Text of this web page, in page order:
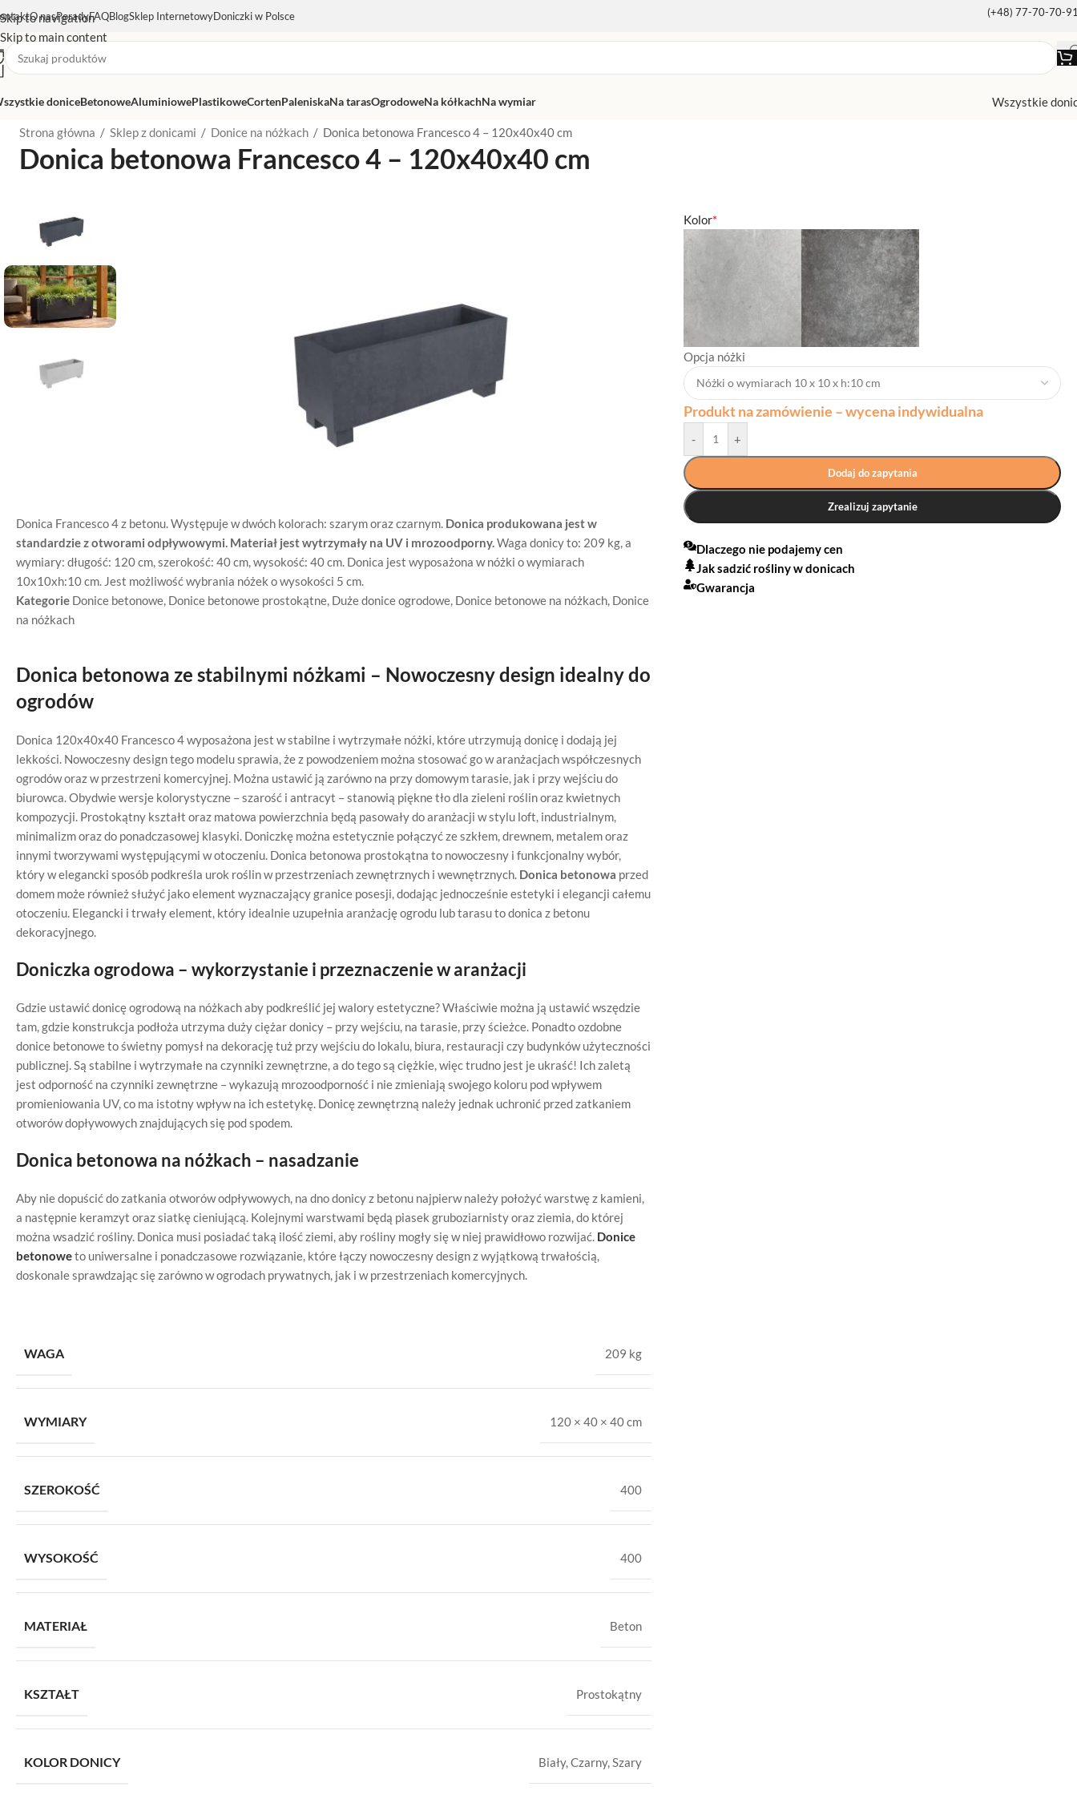
Skip to navigation
Skip to main content
O nasPoradyFAQBlogSklep InternetowyDoniczki w Polsce (+48) 77-70-70-
doniceBetonoweAluminiowePlastikoweCortenPaleniskaNa tarasOgrodoweNa kółkachNa wymiar Wszystkie
Strona główna / Sklep z donicami / Donice na nóżkach / Donica betonowa Francesco 4 – 120x40x40 cm
Donica betonowa Francesco 4 – 120x40x40 cm
Donica Francesco 4 z betonu. Występuje w dwóch kolorach: szarym oraz czarnym. Donica produkowana jest w
standardzie z otworami odpływowymi. Materiał jest wytrzymały na UV i mrozoodporny.Waga donicy to: 209 kg, a
wymiary: długość: 120 cm, szerokość: 40 cm, wysokość: 40 cm. Donica jest wyposażona w nóżki o wymiarach
10x10xh:10 cm. Jest możliwość wybrania nóżek o wysokości 5 cm.
Kategorie Donice betonowe, Donice betonowe prostokątne, Duże donice ogrodowe, Donice betonowe na nóżkach, Donice
na nóżkach
Donica betonowa ze stabilnymi nóżkami – Nowoczesny design idealny do
ogrodów
Donica 120x40x40 Francesco 4 wyposażona jest w stabilne i wytrzymałe nóżki, które utrzymują donicę i dodają jej
lekkości. Nowoczesny design tego modelu sprawia, że z powodzeniem można stosować go w aranżacjach współczesnych
ogrodów oraz w przestrzeni komercyjnej. Można ustawić ją zarówno na przy domowym tarasie, jak i przy wejściu do
biurowca. Obydwie wersje kolorystyczne – szarość i antracyt – stanowią piękne tło dla zieleni roślin oraz kwietnych
kompozycji. Prostokątny kształt oraz matowa powierzchnia będą pasowały do aranżacji w stylu loft, industrialnym,
minimalizm oraz do ponadczasowej klasyki. Doniczkę można estetycznie połączyć ze szkłem, drewnem, metalem oraz
innymi tworzywami występującymi w otoczeniu. Donica betonowa prostokątna to nowoczesny i funkcjonalny wybór,
który w elegancki sposób podkreśla urok roślin w przestrzeniach zewnętrznych i wewnętrznych. Donica betonowa przed
domem może również służyć jako element wyznaczający granice posesji, dodając jednocześnie estetyki i elegancji całemu
otoczeniu. Elegancki i trwały element, który idealnie uzupełnia aranżację ogrodu lub tarasu to donica z betonu
dekoracyjnego.
Doniczka ogrodowa – wykorzystanie i przeznaczenie w aranżacji
Gdzie ustawić donicę ogrodową na nóżkach aby podkreślić jej walory estetyczne? Właściwie można ją ustawić wszędzie
tam, gdzie konstrukcja podłoża utrzyma duży ciężar donicy – przy wejściu, na tarasie, przy ścieżce. Ponadto ozdobne
donice betonowe to świetny pomysł na dekorację tuż przy wejściu do lokalu, biura, restauracji czy budynków użyteczności
publicznej. Są stabilne i wytrzymałe na czynniki zewnętrzne, a do tego są ciężkie, więc trudno jest je ukraść! Ich zaletą
jest odporność na czynniki zewnętrzne – wykazują mrozoodporność i nie zmieniają swojego koloru pod wpływem
promieniowania UV, co ma istotny wpływ na ich estetykę. Donicę zewnętrzną należy jednak uchronić przed zatkaniem
otworów dopływowych znajdujących się pod spodem.
Donica betonowa na nóżkach – nasadzanie
Aby nie dopuścić do zatkania otworów odpływowych, na dno donicy z betonu najpierw należy położyć warstwę z kamieni,
a następnie keramzyt oraz siatkę cieniującą. Kolejnymi warstwami będą piasek gruboziarnisty oraz ziemia, do której
można wsadzić rośliny. Donica musi posiadać taką ilość ziemi, aby rośliny mogły się w niej prawidłowo rozwijać. Donice
betonoweto uniwersalne i ponadczasowe rozwiązanie, które łączy nowoczesny design z wyjątkową trwałością,
doskonale sprawdzając się zarówno w ogrodach prywatnych, jak i w przestrzeniach komercyjnych.
WAGA 209 kg
WYMIARY 120 × 40 × 40 cm
SZEROKOŚĆ 400
WYSOKOŚĆ 400
MATERIAŁ Beton
KSZTAŁT Prostokątny
KOLOR DONICY Biały,Czarny,Szary
*
Kolor
Opcja nóżki
Produkt na zamówienie – wycena indywidualna
- +
Dodaj do zapytania
Zrealizuj zapytanie
Dlaczego nie podajemy cen
Jak sadzić rośliny w donicach
Gwarancja